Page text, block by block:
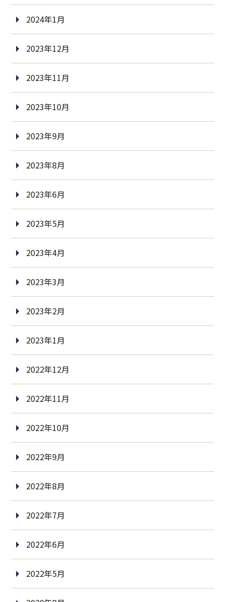
2024年1月
2023年12月
2023年11月
2023年10月
2023年9月
2023年8月
2023年6月
2023年5月
2023年4月
2023年3月
2023年2月
2023年1月
2022年12月
2022年11月
2022年10月
2022年9月
2022年8月
2022年7月
2022年6月
2022年5月